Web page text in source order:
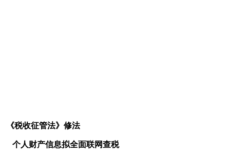
《税收征管法》修法
个人财产信息拟全面联网查税